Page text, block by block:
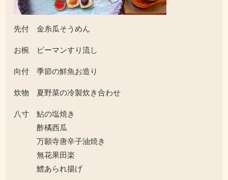
先付 金糸瓜そうめん
お椀 ピーマンすり流し
向付 季節の鮮魚お造り
炊物 夏野菜の冷製炊き合わせ
八寸 鮎の塩焼き
酢橘西瓜
万願寺唐辛子油焼き
無花果田楽
鱧あられ揚げ